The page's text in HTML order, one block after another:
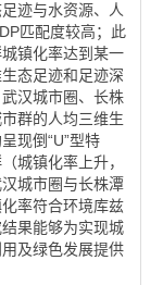
迹与水资源、人
匹配度较高；此
镇化率达到某一
态足迹和足迹深
汉城市圈、长株
群的人均三维生
现倒“U”型特
城镇化率上升，
城市圈与长株潭
率符合环境库兹
果能够为实现城
及绿色发展提供